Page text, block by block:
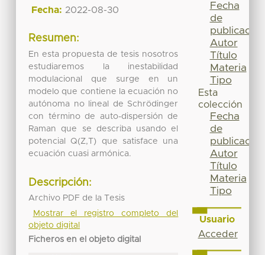
Fecha: 2022-08-30
Resumen:
En esta propuesta de tesis nosotros
estudiaremos la inestabilidad
modulacional que surge en un
modelo que contiene la ecuación no
autónoma no lineal de Schrödinger
con término de auto-dispersión de
Raman que se describa usando el
potencial Q(Z,T) que satisface una
ecuación cuasi armónica.
Descripción:
Archivo PDF de la Tesis
Mostrar el registro completo del
objeto digital
Ficheros en el objeto digital
Fecha
de
publicación
Autor
Título
Materia
Tipo
Esta
colección
Fecha
de
publicación
Autor
Título
Materia
Tipo
Usuario
Acceder